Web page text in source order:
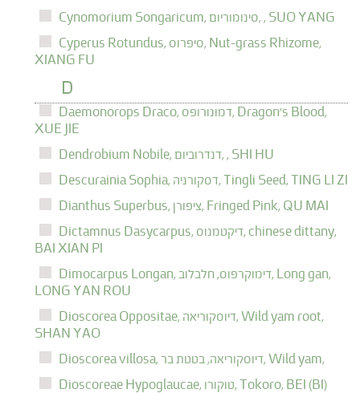
Cynomorium Songaricum,
סינומוריום, , SUO YANG
Cyperus Rotundus,
סיפרוס, Nut-grass Rhizome,
XIANG FU
D
Daemonorops Draco, דמונורופס, Dragon's Blood,
XUE JIE
Dendrobium Nobile,
דנדרוביום, , SHI HU
Descurainia Sophia,
דסקורניה, Tingli Seed, TING LI ZI
Dianthus Superbus,
ציפורן, Fringed Pink, QU MAI
Dictamnus Dasycarpus,
דיקטמנוס, chinese dittany,
BAI XIAN PI
Dimocarpus Longan,
דימוקרפוס, חלבלוב, Long gan,
LONG YAN ROU
Dioscorea Oppositae,
דיוסקוריאה, Wild yam root,
SHAN YAO
Dioscorea villosa,
דיוסקוריאה, בטטת בר, Wild yam,
Dioscoreae Hypoglaucae,
טוקורו, Tokoro, BEI (BI)